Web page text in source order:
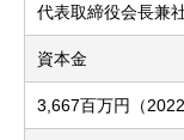
代表取締役会長兼
資本金
3,667百万円（